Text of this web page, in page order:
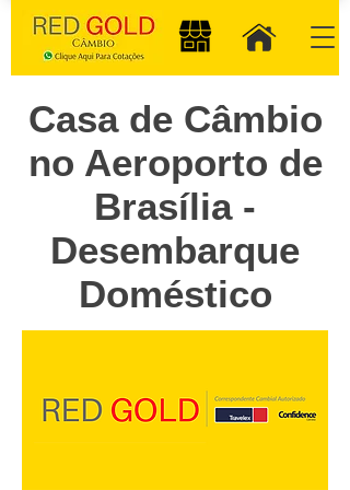
Casa de Câmbio
no Aeroporto de
Brasília -
Desembarque
Doméstico